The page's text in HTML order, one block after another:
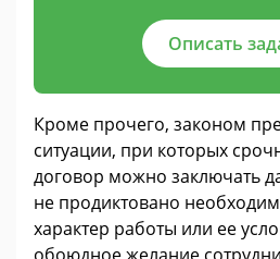
Описать
Кроме прочего, законом
ситуации, при которых
договор можно заключать
не продиктовано
характер работы или ее
обоюдное желание